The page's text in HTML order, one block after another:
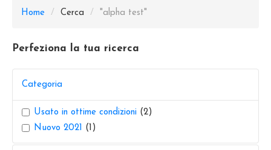
SPEDIZIONI
CONTATTI
Home / Cerca / "alpha test"
Perfeziona la tua ricerca
Categoria
Usato in ottime condizioni (2)
Nuovo 2021 (1)